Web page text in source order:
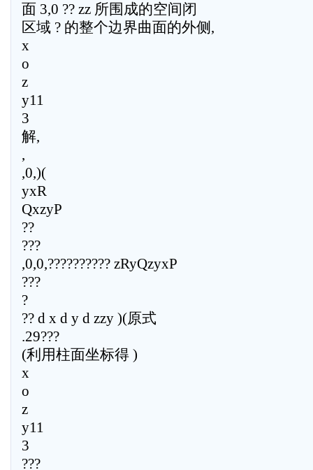
面 3,0 ?? zz 所围成的空间闭
区域 ? 的整个边界曲面的外侧,
x
o
z
y11
3
解,
,
,0,)(
yxR
QxzyP
??
???
,0,0,?????????? zRyQzyxP
???
?
?? d x d y d zzy )(原式
.29???
(利用柱面坐标得 )
x
o
z
y11
3
???